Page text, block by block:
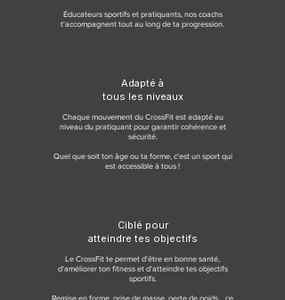
Éducateurs sportifs et pratiquants, nos coachs
t'accompagnent tout au long de ta progression.
Adapté à
tous les niveaux
Chaque mouvement du CrossFit est adapté au
niveau du pratiquant pour garantir cohérence et
sécurité.
Quel que soit ton âge ou ta forme, c'est un sport qui
est accessible à tous !
Ciblé pour
atteindre tes objectifs
Le CrossFit te permet d'être en bonne santé,
d'améliorer ton fitness et d'atteindre tes objectifs
sportifs.
Remise en forme, prise de masse, perte de poids... ce